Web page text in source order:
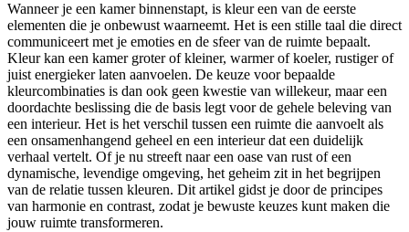
Wanneer je een kamer binnenstapt, is kleur een van de eerste
elementen die je onbewust waarneemt. Het is een stille taal die direct
communiceert met je emoties en de sfeer van de ruimte bepaalt.
Kleur kan een kamer groter of kleiner, warmer of koeler, rustiger of
juist energieker laten aanvoelen. De keuze voor bepaalde
kleurcombinaties is dan ook geen kwestie van willekeur, maar een
doordachte beslissing die de basis legt voor de gehele beleving van
een interieur. Het is het verschil tussen een ruimte die aanvoelt als
een onsamenhangend geheel en een interieur dat een duidelijk
verhaal vertelt. Of je nu streeft naar een oase van rust of een
dynamische, levendige omgeving, het geheim zit in het begrijpen
van de relatie tussen kleuren. Dit artikel gidst je door de principes
van harmonie en contrast, zodat je bewuste keuzes kunt maken die
jouw ruimte transformeren.